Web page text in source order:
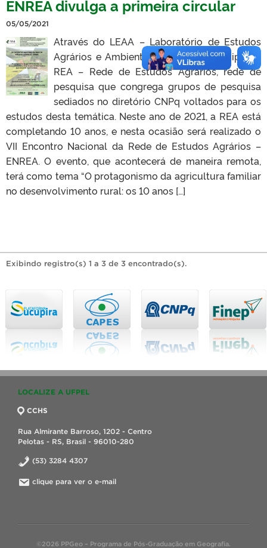
ENREA divulga a primeira circular
05/05/2021
Através do LEAA – Laboratório de Estudos
Agrários e Ambientais, o PPGeo participa da
REA – Rede de Estudos Agrários, rede de
pesquisa que congrega grupos de pesquisa
sediados no diretório CNPq voltados para os
estudos desta temática. Neste ano de 2021, a REA está
completando 10 anos, e nesta ocasião será realizado o
VII Encontro Nacional da Rede de Estudos Agrários –
ENREA. O evento, que acontecerá de maneira remota,
terá como tema “O protagonismo da agricultura familiar
no desenvolvimento rural: os 10 anos […]
Exibindo registro(s) 1 a 3 de 3 encontrado(s).
LOCALIZE A UFPEL
CCHS
Rua Almirante Barroso, 1202 - Centro
Pelotas - RS, Brasil - 96010-280
(53) 3284 4307
clique para ver o e-mail
©2026 PPGeo – Programa de Pós-Graduação em Geografia.